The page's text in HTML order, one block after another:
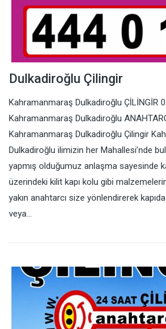
Dulkadiroğlu Çilingir
Kahramanmaraş Dulkadiroğlu ÇİLİNGİR
Kahramanmaraş Dulkadiroğlu
Kahramanmaraş Dulkadiroğlu Çilingir
Dulkadiroğlu ilimizin her Mahallesi’nde
yapmış olduğumuz anlaşma sayesinde
üzerindeki kilit kapı kolu gibi
yakın anahtarcı size yönlendirerek
veya…